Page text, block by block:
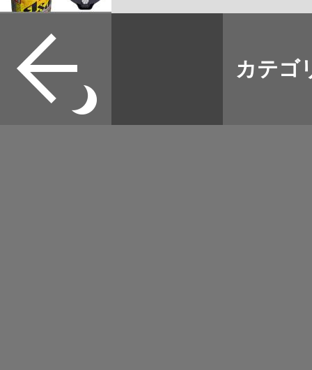
格 アルミ缶 ソー
カテゴ
取扱店